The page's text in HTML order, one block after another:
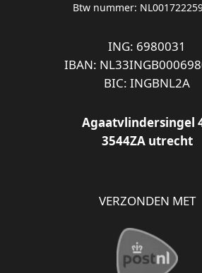
Btw nummer:
ING: 6980031
IBAN:
BIC: INGBNL2A
Agaatvlindersingel
3544ZA utrecht
VERZONDEN MET